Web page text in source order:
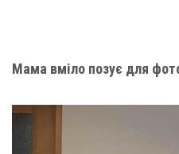
Мама вміло позує для